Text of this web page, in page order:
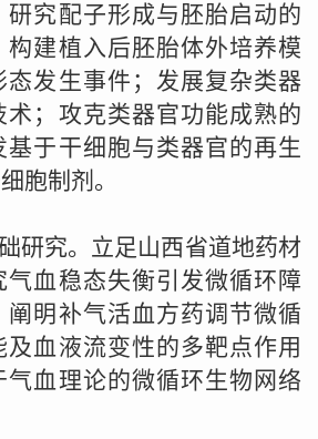
究配子形成与胚胎启动的
构建植入后胚胎体外培养模
态发生事件；发展复杂类器
术；攻克类器官功能成熟的
基于干细胞与类器官的再生
胞制剂。
研究。立足山西省道地药材
气血稳态失衡引发微循环障
明补气活血方药调节微循
血液流变性的多靶点作用
血理论的微循环生物网络